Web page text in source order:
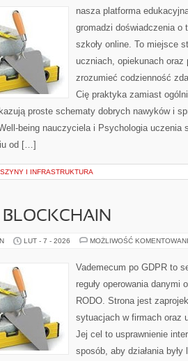
nasza platforma
gromadzi doświadczenia
szkoły online. To miejsce
uczniach, opiekunach
zrozumieć codzienność
Cię praktyka zamiast
proste schematy dobrych nawyków i
being nauczyciela i Psychologia uczenia
od […]
I INFRASTRUKTURA
BLOCKCHAIN
LUT - 7 - 2026 MOŻLIWOŚĆ
Vademecum po GDPR to
reguły operowania danymi
RODO. Strona jest
sytuacjach w firmach oraz
Jej cel to usprawnienie
sposób, aby działania